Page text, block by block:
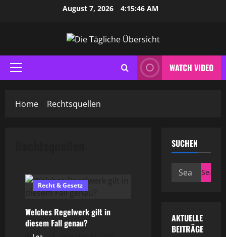
August 7, 2026 4:15:46 AM
Primary
Menu
WATCH VIDEO
Home Rechtsquellen
Recht & Gesetz
Welches Regelwerk gilt in
diesem Fall genau?
SUCHEN
Search
AKTUELLE
BEITRÄGE